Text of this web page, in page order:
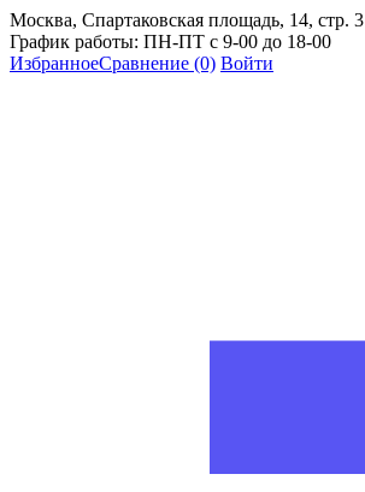
Москва, Спартаковская площадь, 14, стр. 3
График работы: ПН-ПТ с 9-00 до 18-00
ИзбранноеСравнение (0) Войти